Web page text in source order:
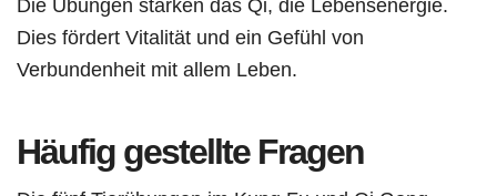
Die Übungen stärken das Qi, die Lebensenergie.
Dies fördert Vitalität und ein Gefühl von
Verbundenheit mit allem Leben.
Häufig gestellte Fragen